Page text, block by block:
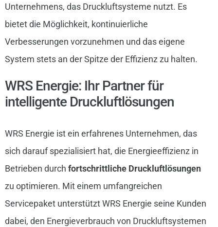
Unternehmens, das Druckluftsysteme nutzt. Es
bietet die Möglichkeit, kontinuierliche
Verbesserungen vorzunehmen und das eigene
System stets an der Spitze der Effizienz zu halten.
WRS Energie: Ihr Partner für
intelligente Druckluftlösungen
WRS Energie ist ein erfahrenes Unternehmen, das
sich darauf spezialisiert hat, die Energieeffizienz in
Betrieben durch fortschrittliche Druckluftlösungen
zu optimieren. Mit einem umfangreichen
Servicepaket unterstützt WRS Energie seine Kunden
dabei, den Energieverbrauch von Druckluftsystemen